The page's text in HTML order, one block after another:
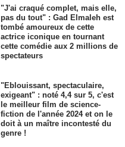
"J'ai craqué complet, mais elle,
pas du tout" : Gad Elmaleh est
tombé amoureux de cette
actrice iconique en tournant
cette comédie aux 2 millions de
spectateurs
"Eblouissant, spectaculaire,
exigeant" : noté 4,4 sur 5, c'est
le meilleur film de science-
fiction de l'année 2024 et on le
doit à un maître incontesté du
genre !